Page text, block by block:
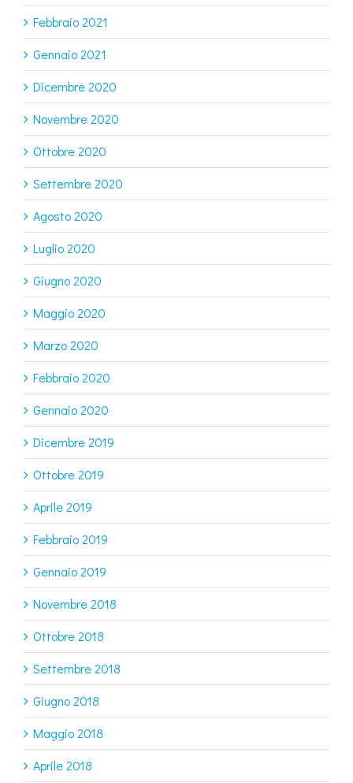
Febbraio 2021
Gennaio 2021
Dicembre 2020
Novembre 2020
Ottobre 2020
Settembre 2020
Agosto 2020
Luglio 2020
Giugno 2020
Maggio 2020
Marzo 2020
Febbraio 2020
Gennaio 2020
Dicembre 2019
Ottobre 2019
Aprile 2019
Febbraio 2019
Gennaio 2019
Novembre 2018
Ottobre 2018
Settembre 2018
Giugno 2018
Maggio 2018
Aprile 2018